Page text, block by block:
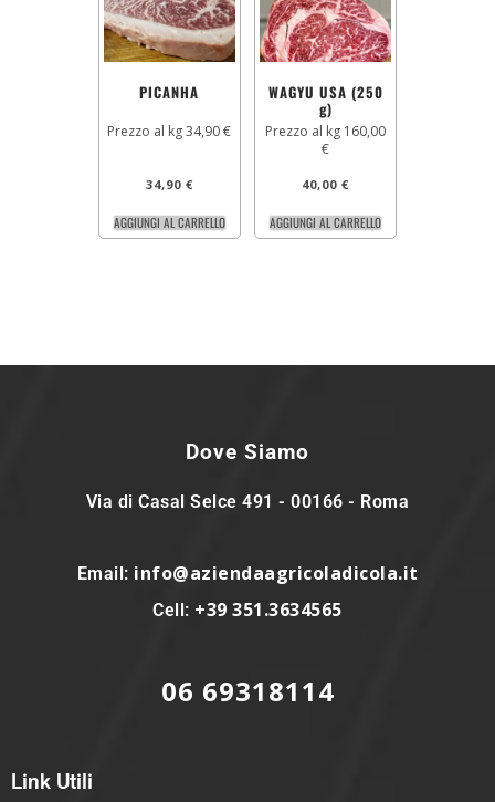
PICANHA
Prezzo al kg 34,90 €
34,90 €
AGGIUNGI AL CARRELLO
WAGYU USA (250
g)
Prezzo al kg 160,00
€
40,00€
AGGIUNGI AL CARRELLO
Dove Siamo
Via di Casal Selce 491 - 00166 - Roma
Email: info@aziendaagricoladicola.it
Cell: +39 351.3634565
06 69318114
Link Utili